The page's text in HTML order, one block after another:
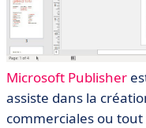
Microsoft Publisher
assiste dans la
commerciales ou